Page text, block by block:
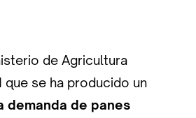
de Agricultura
que se ha producido un
demanda de panes